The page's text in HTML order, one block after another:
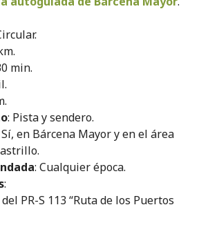
min.
: Pista y sendero.
Sí, en Bárcena Mayor y en el área
: Cualquier época.
:
PR-S 113 “Ruta de los Puertos